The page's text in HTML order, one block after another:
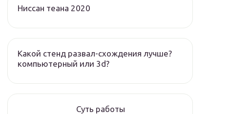
Ниссан теана 2020
Какой стенд развал-схождения лучше?
компьютерный или 3d?
Суть работы